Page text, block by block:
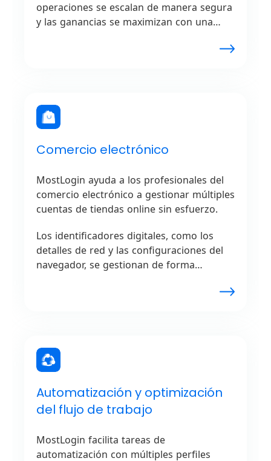
operaciones se escalan de manera segura
y las ganancias se maximizan con una
Comercio electrónico
MostLogin ayuda a los profesionales del
comercio electrónico a gestionar múltiples
cuentas de tiendas online sin esfuerzo.
Los identificadores digitales, como los
detalles de red y las configuraciones del
navegador, se gestionan de forma
separados.
Automatización y optimización
del flujo de trabajo
MostLogin facilita tareas de
automatización con múltiples perfiles